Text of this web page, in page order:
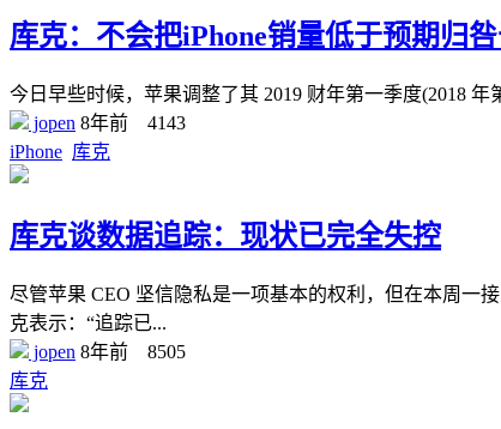
库克：不会把iPhone销量低于预期归
今日早些时候，苹果调整了其 2019 财年第一季度(2018
jopen 8年前
4143
iPhone 库克
库克谈数据追踪：现状已完全失控
尽管苹果 CEO 坚信隐私是一项基本的权利，但在本周
克表示：“追踪已...
jopen 8年前
8505
库克